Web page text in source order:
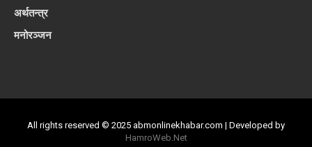
अर्थतन्त्र
मनोरञ्जन
All rights reserved © 2025 abmonlinekhabar.com | Developed by
HamroWeb.Net